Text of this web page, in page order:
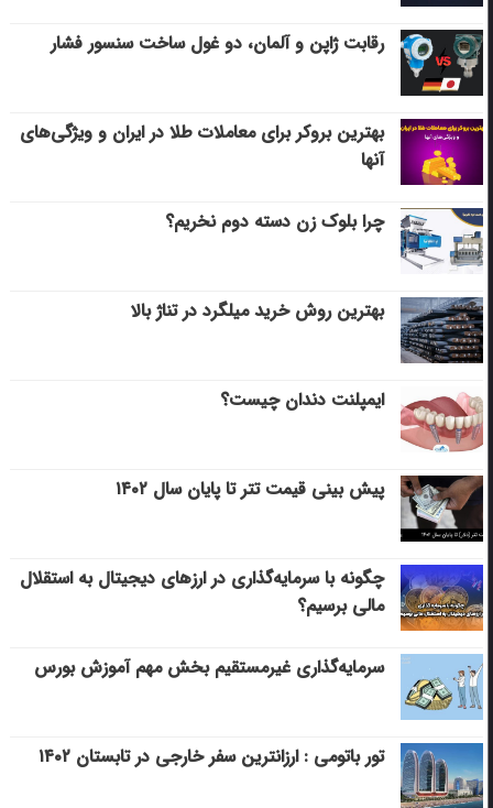
رقابت ژاپن و آلمان، دو غول ساخت سنسور فشار
بهترین بروکر برای معاملات طلا در ایران و ویژگی‌های
آنها
چرا بلوک زن دسته دوم نخریم؟
بهترین روش خرید میلگرد در تناژ بالا
ایمپلنت دندان چیست؟
پیش بینی قیمت تتر تا پایان سال ۱۴۰۲
چگونه با سرمایه‌گذاری در ارزهای دیجیتال به استقلال
مالی برسیم؟
سرمایه‌گذاری غیرمستقیم بخش مهم آموزش بورس
تور باتومی : ارزانترین سفر خارجی در تابستان ۱۴۰۲